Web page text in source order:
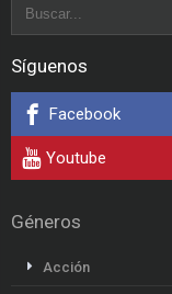
Síguenos
Facebook
Youtube
Géneros
Acción